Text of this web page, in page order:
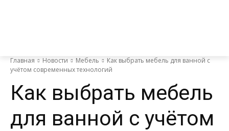
Главная Новости Мебель
Как выбрать мебель для ванной с
учётом современных технологий
Как выбрать мебель
для ванной с учётом